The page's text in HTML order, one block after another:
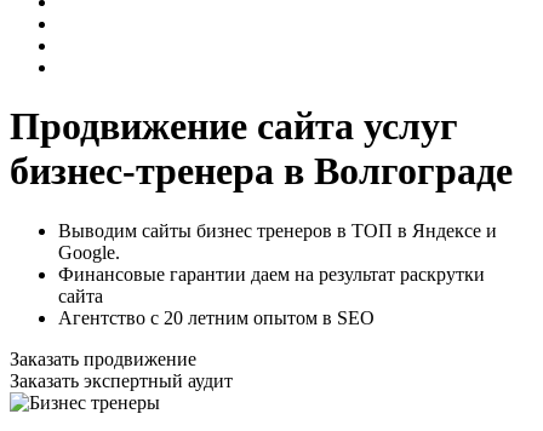
Продвижение сайта услуг
бизнес-тренера в Волгограде
Выводим сайты бизнес тренеров в ТОП в Яндексе и
Google.
Финансовые гарантии даем на результат раскрутки
сайта
Агентство с 20 летним опытом в SEO
Заказать продвижение
Заказать экспертный аудит